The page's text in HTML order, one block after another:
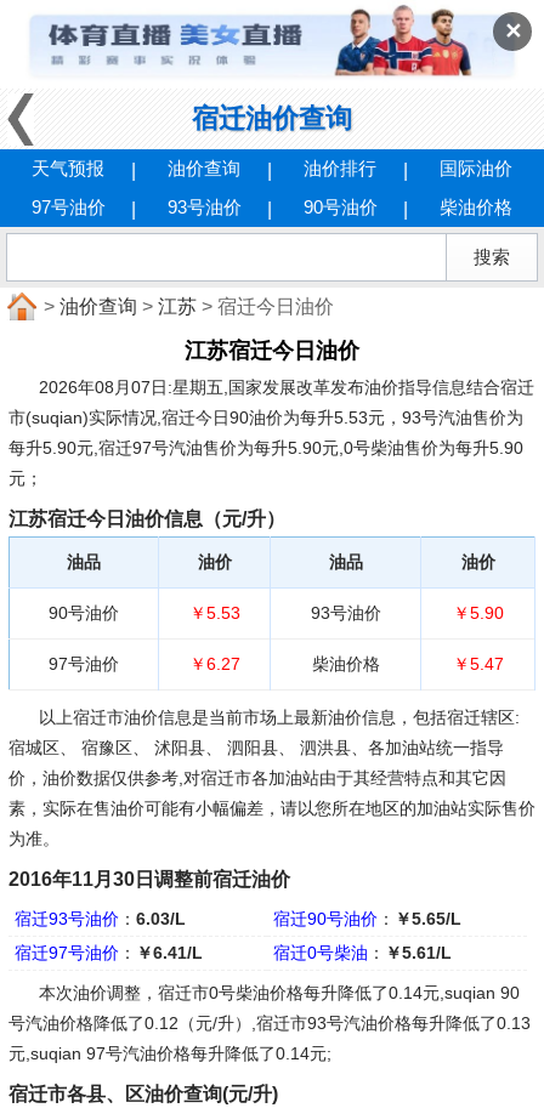
✕
宿迁油价查询
天气预报 油价查询 油价排行
国际油价
97号油价
93号油价 90号油价 柴油价格
> 油价查询 > 江苏 > 宿迁今日油价
江苏宿迁今日油价
2026年08月07日:星期五 ,国家发展改革发布油价指导信息结合宿迁
市(suqian)实际情况,宿迁今日90油价为每升5.53元，93号汽油售价为
每升5.90元,宿迁97号汽油售价为每升5.90元,0号柴油售价为每升5.90
元；
江苏宿迁今日油价信息（元/升）
油品 油价 油品 油价
90号油价 ￥5.53 93号油价 ￥5.90
97号油价 ￥6.27 柴油价格 ￥5.47
以上宿迁市油价信息是当前市场上最新油价信息，包括宿迁辖区:
宿城区、 宿豫区、 沭阳县、 泗阳县、 泗洪县、各加油站统一指导
价，油价数据仅供参考,对宿迁市各加油站由于其经营特点和其它因
素，实际在售油价可能有小幅偏差，请以您所在地区的加油站实际售价
为准。
2016年11月30日调整前宿迁油价
宿迁93号油价： 6.03/L 宿迁90号油价 ： ￥5.65/L
宿迁97号油价： ￥6.41/L 宿迁0号柴油 ： ￥5.61/L
本次油价调整，宿迁市0号柴油价格每升降低了0.14元,suqian 90
号汽油价格降低了0.12（元/升）,宿迁市93号汽油价格每升降低了0.13
元,suqian 97号汽油价格每升降低了0.14元;
宿迁市各县、区油价查询(元/升)